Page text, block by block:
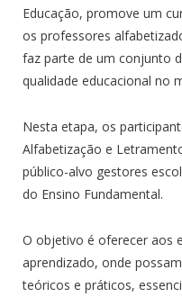
Educação, promove um
os professores
faz parte de um conjunto
qualidade educacional no
Nesta etapa, os
Alfabetização e
público-alvo gestores
do Ensino Fundamental.
O objetivo é oferecer aos
aprendizado, onde
teóricos e práticos,